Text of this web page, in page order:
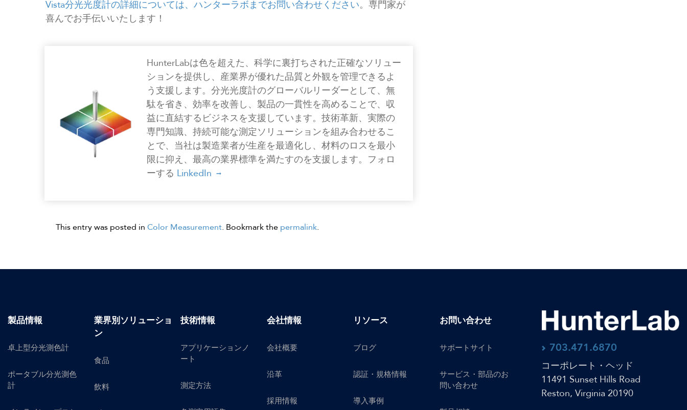
Vista分光光度計の詳細については、ハンターラボまでお問い合わせください。専門家が
喜んでお手伝いいたします！
HunterLabは色を超えた、科学に裏打ちされた正確なソリュー
ションを提供し、産業界が優れた品質と外観を管理できるよ
う支援します。分光光度計のグローバルリーダーとして、無
駄を省き、効率を改善し、製品の一貫性を高めることで、収
益に直結するビジネスを支援しています。技術革新、実際の
専門知識、持続可能な測定ソリューションを組み合わせるこ
とで、当社は製造業者が生産を最適化し、材料のロスを最小
限に抑え、最高の業界標準を満たすのを支援します。フォロ
ーする LinkedIn
This entry was posted in Color Measurement. Bookmark the permalink.
703.471.6870
コーポレート・ヘッド
11491 Sunset Hills Road
Reston, Virginia 20190
製品情報
卓上型分光測色計
ポータブル分光測色
計
業界別ソリューショ
ン
食品
飲料
技術情報
アプリケーションノ
ート
測定方法
会社情報
会社概要
沿革
採用情報
リソース
ブログ
認証・規格情報
導入事例
お問い合わせ
サポートサイト
サービス・部品のお
問い合わせ